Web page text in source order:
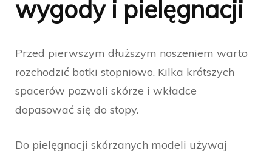
wygody i pielęgnacji
Przed pierwszym dłuższym noszeniem warto
rozchodzić botki stopniowo. Kilka krótszych
spacerów pozwoli skórze i wkładce
dopasować się do stopy.
Do pielęgnacji skórzanych modeli używaj